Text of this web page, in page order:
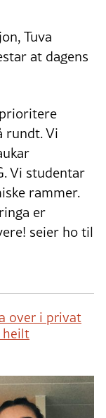
Tuva
at dagens
rundt. Vi
Vi studentar
rammer.
er
seier ho til
over i privat
heilt